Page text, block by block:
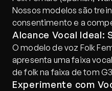
Nossos modelos são
consentimento e a
Alcance Vocal Ideal:
O modelo de voz Folk
apresenta uma faixa
de folk na faixa de tom
Experimente com